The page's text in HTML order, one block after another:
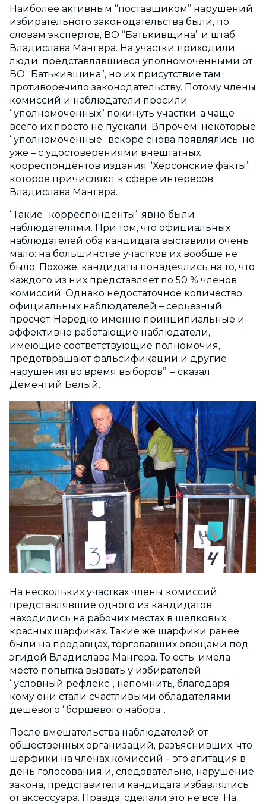
Наиболее активным “поставщиком” нарушений
избирательного законодательства были, по
словам экспертов, ВО “Батькивщина” и штаб
Владислава Мангера. На участки приходили
люди, представлявшиеся уполномоченными от
ВО “Батькивщина”, но их присутствие там
противоречило законодательству. Потому члены
комиссий и наблюдатели просили
“уполномоченных” покинуть участки, а чаще
всего их просто не пускали. Впрочем, некоторые
“уполномоченные” вскоре снова появлялись, но
уже – с удостоверениями внештатных
корреспондентов издания “Херсонские факты”,
которое причисляют к сфере интересов
Владислава Мангера.
“Такие “корреспонденты” явно были
наблюдателями. При том, что официальных
наблюдателей оба кандидата выставили очень
мало: на большинстве участков их вообще не
было. Похоже, кандидаты понадеялись на то, что
каждого из них представляет по 50 % членов
комиссий. Однако недостаточное количество
официальных наблюдателей – серьезный
просчет. Нередко именно принципиальные и
эффективно работающие наблюдатели,
имеющие соответствующие полномочия,
предотвращают фальсификации и другие
нарушения во время выборов”, – сказал
Дементий Белый.
На нескольких участках члены комиссий,
представлявшие одного из кандидатов,
находились на рабочих местах в шелковых
красных шарфиках. Такие же шарфики ранее
были на продавцах, торговавших овощами под
эгидой Владислава Мангера. То есть, имела
место попытка вызвать у избирателей
“условный рефлекс”, напомнить, благодаря
кому они стали счастливыми обладателями
дешевого “борщевого набора”.
После вмешательства наблюдателей от
общественных организаций, разъяснивших, что
шарфики на членах комиссий – это агитация в
день голосования и, следовательно, нарушение
закона, представители кандидата избавлялись
от аксессуара. Правда, сделали это не все. На